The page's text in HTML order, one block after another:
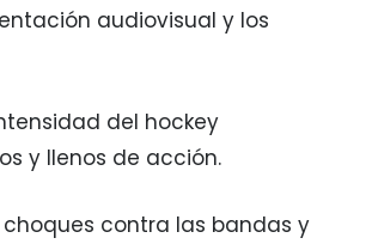
audiovisual y los
del hockey
y llenos de acción.
contra las bandas y